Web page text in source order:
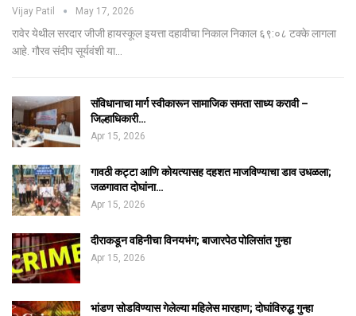
Vijay Patil May 17, 2026
रावेर येथील सरदार जीजी हायस्कूल इयत्ता दहावीचा निकाल निकाल ६९:०८ टक्के लागला
आहे. गौरव संदीप सूर्यवंशी या…
संविधानाचा मार्ग स्वीकारून सामाजिक समता साध्य करावी –
जिल्हाधिकारी…
Apr 15, 2026
गावठी कट्टा आणि कोयत्यासह दहशत माजविण्याचा डाव उधळला;
जळगावात दोघांना…
Apr 15, 2026
दीराकडून वहिनीचा विनयभंग; बाजारपेठ पोलिसांत गुन्हा
Apr 15, 2026
भांडण सोडविण्यास गेलेल्या महिलेस मारहाण; दोघांविरुद्ध गुन्हा